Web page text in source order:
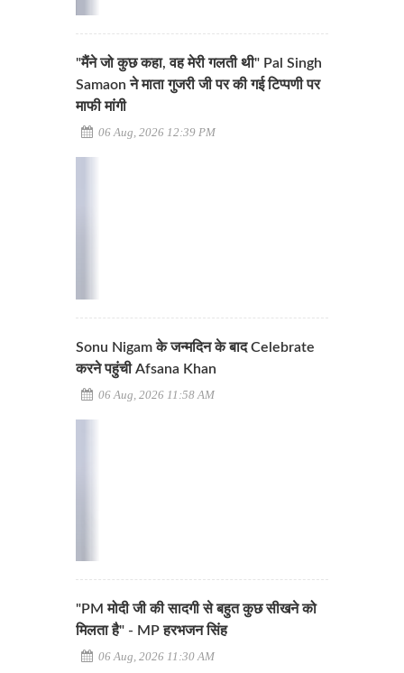
"मैंने जो कुछ कहा, वह मेरी गलती थी" Pal Singh
Samaon ने माता गुजरी जी पर की गई टिप्पणी पर
माफी मांगी
06 Aug, 2026 12:39 PM
Sonu Nigam के जन्मदिन के बाद Celebrate
करने पहुंची Afsana Khan
06 Aug, 2026 11:58 AM
"PM मोदी जी की सादगी से बहुत कुछ सीखने को
मिलता है" - MP हरभजन सिंह
06 Aug, 2026 11:30 AM